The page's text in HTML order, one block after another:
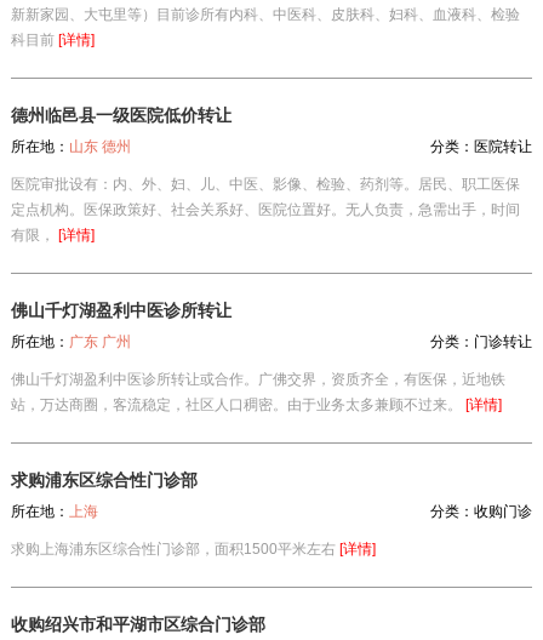
新新家园、大屯里等）目前诊所有内科、中医科、皮肤科、妇科、血液科、检验
科目前 [详情]
德州临邑县一级医院低价转让
所在地： 山东 德州 分类： 医院转让
医院审批设有：内、外、妇、儿、中医、影像、检验、药剂等。居民、职工医保
定点机构。医保政策好、社会关系好、医院位置好。无人负责，急需出手，时间
有限，
[详情]
佛山千灯湖盈利中医诊所转让
所在地： 广东 广州 分类： 门诊转让
佛山千灯湖盈利中医诊所转让或合作。广佛交界，资质齐全，有医保，近地铁
站，万达商圈，客流稳定，社区人口稠密。由于业务太多兼顾不过来。
[详情]
求购浦东区综合性门诊部
所在地： 上海 分类：收购门诊
求购上海浦东区综合性门诊部，面积1500平米左右 [详情]
收购绍兴市和平湖市区综合门诊部